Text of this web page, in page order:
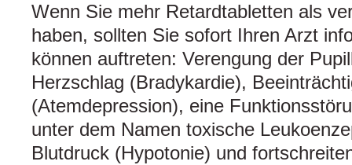
Wenn Sie mehr Retardtabletten als
haben, sollten Sie sofort Ihren Arzt
können auftreten: Verengung der
Herzschlag (Bradykardie),
(Atemdepression), eine
unter dem Namen toxische
Blutdruck (Hypotonie) und